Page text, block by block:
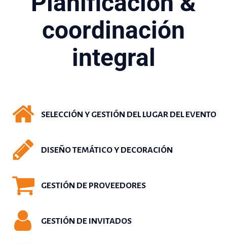
coordinación
integral
SELECCIÓN Y GESTIÓN DEL LUGAR DEL EVENTO
DISEÑO TEMÁTICO Y DECORACIÓN
GESTIÓN DE PROVEEDORES
GESTIÓN DE INVITADOS